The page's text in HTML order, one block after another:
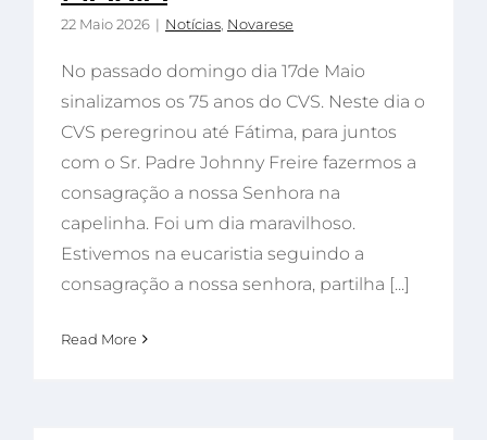
22 Maio 2026 | Notícias Novarese
No passado domingo dia 17de Maio
sinalizamos os 75 anos do CVS. Neste dia o
CVS peregrinou até Fátima, para juntos
com o Sr. Padre Johnny Freire fazermos a
consagração a nossa Senhora na
capelinha. Foi um dia maravilhoso.
Estivemos na eucaristia seguindo a
consagração a nossa senhora, partilha [...]
Read More